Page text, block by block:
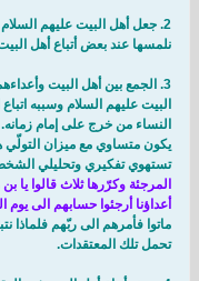
2. جعل أهل البيت عليهم
نلمسها عند بعض أتباع أهل
3. الجمع بين أهل البيت
البيت عليهم السلام وسببه
النساء من خرج على إمام
يكون متساوي مع ميزان التولّي
تستهوي تفكيري وتحليلي
المرجئة وكرّرها ثلاث قالوا
أعداؤنا أرجئوا حسابهم الى يوم
ماتوا فأمرهم الى ربّهم فلماذا
تحمل تلك المعتقدات.